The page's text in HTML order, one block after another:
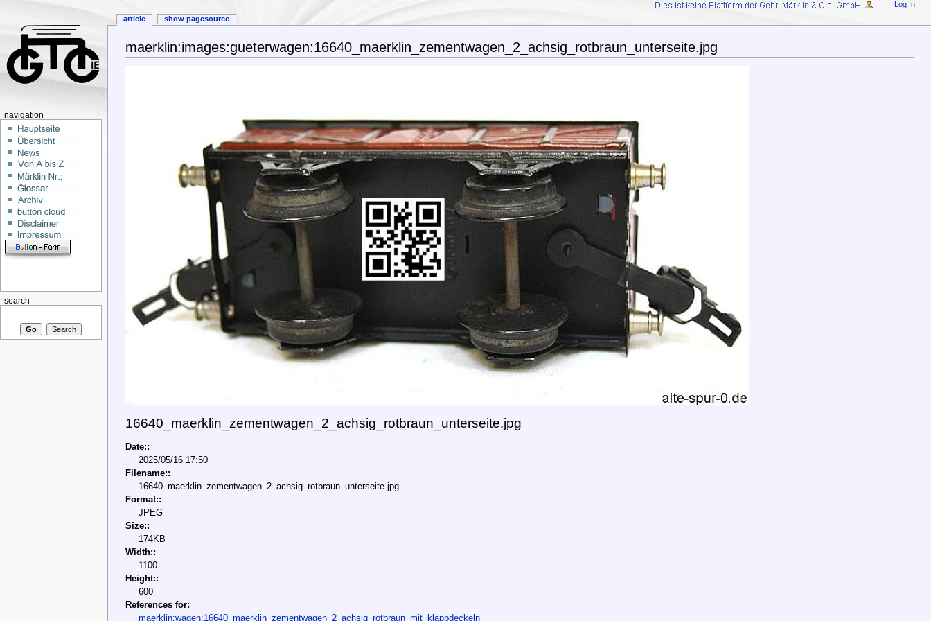
maerklin:images:gueterwagen:16640_maerklin_zementwagen_2_achsig_rotbraun_unterseite.jpg
16640_maerklin_zementwagen_2_achsig_rotbraun_unterseite.jpg
Date::
2025/05/16 17:50
Filename::
16640_maerklin_zementwagen_2_achsig_rotbraun_unterseite.jpg
Format::
JPEG
Size::
174KB
Width::
1100
Height::
600
References for:
maerklin:wagen:16640_maerklin_zementwagen_2_achsig_rotbraun_mit_klappdeckeln
article show pagesource
Log In
navigation
search